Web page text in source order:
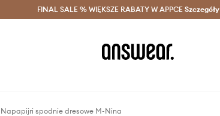
Oszczędzaj z Answear Club > Dostawa nawet w 24h >
FINAL SALE % WIĘKSZE RABATY W APPCE Szczegóły
Napapijri spodnie dresowe M-Nina